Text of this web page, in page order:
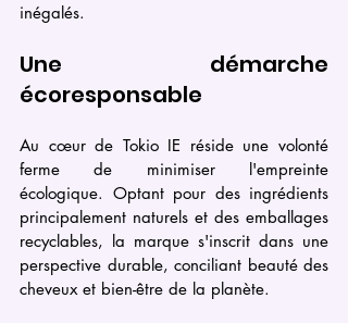
inégalés.
Une démarche
écoresponsable
Au cœur de Tokio IE réside une volonté
ferme de minimiser l'empreinte
écologique. Optant pour des ingrédients
principalement naturels et des emballages
recyclables, la marque s'inscrit dans une
perspective durable, conciliant beauté des
cheveux et bien-être de la planète.